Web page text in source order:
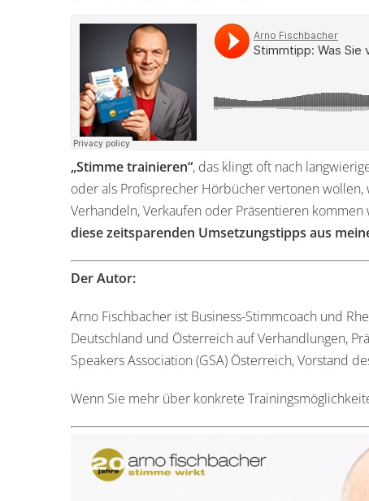
„Stimme trainieren“, das klingt oft nach
oder als Profisprecher Hörbücher vertonen
Verhandeln, Verkaufen oder Präsentieren
diese zeitsparenden Umsetzungstipps aus
Der Autor:
Arno Fischbacher ist Business-Stimmcoach und
Deutschland und Österreich auf Verhandlungen,
Speakers Association (GSA) Österreich, Vorstand
Wenn Sie mehr über konkrete